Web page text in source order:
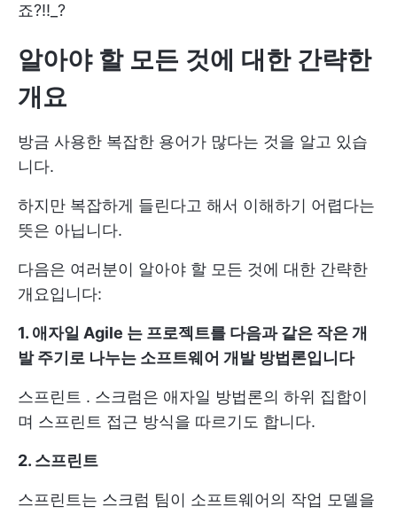
죠?!!_?
알아야 할 모든 것에 대한 간략한
개요
방금 사용한 복잡한 용어가 많다는 것을 알고 있습
니다.
하지만 복잡하게 들린다고 해서 이해하기 어렵다는
뜻은 아닙니다.
다음은 여러분이 알아야 할 모든 것에 대한 간략한
개요입니다:
1. 애자일 Agile 는 프로젝트를 다음과 같은 작은 개
발 주기로 나누는 소프트웨어 개발 방법론입니다
스프린트 . 스크럼은 애자일 방법론의 하위 집합이
며 스프린트 접근 방식을 따르기도 합니다.
2. 스프린트
스프린트는 스크럼 팀이 소프트웨어의 작업 모델을